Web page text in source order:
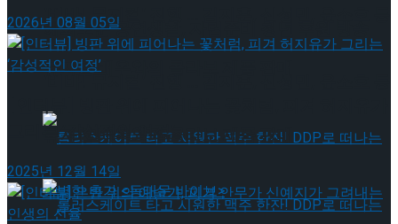
‘비바! 뮤지컬’ 진행 … 김지훈, 신성민, 윤소호 등
뮤지컬 배우와의 콜라보 제품 판매
혜화로운 공연생활, 자립준비 청년 후원 방송
뮤지컬 배우와의 콜라보 제품 판매
2026년 08월 05일
[인터뷰] 빙판 위에 피어나는 꽃처럼, 피겨 허지유가
그리는 ‘감성적인 여정’
2025년 12월 14일